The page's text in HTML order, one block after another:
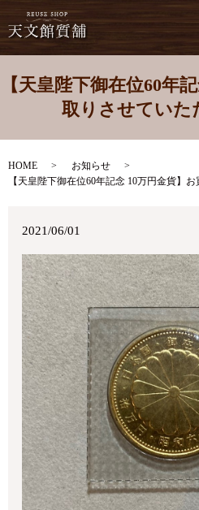
【天皇陛下御在位60年
取りさせていた
HOME
お知らせ
【天皇陛下御在位60年記念 10万円金貨】
2021/06/01